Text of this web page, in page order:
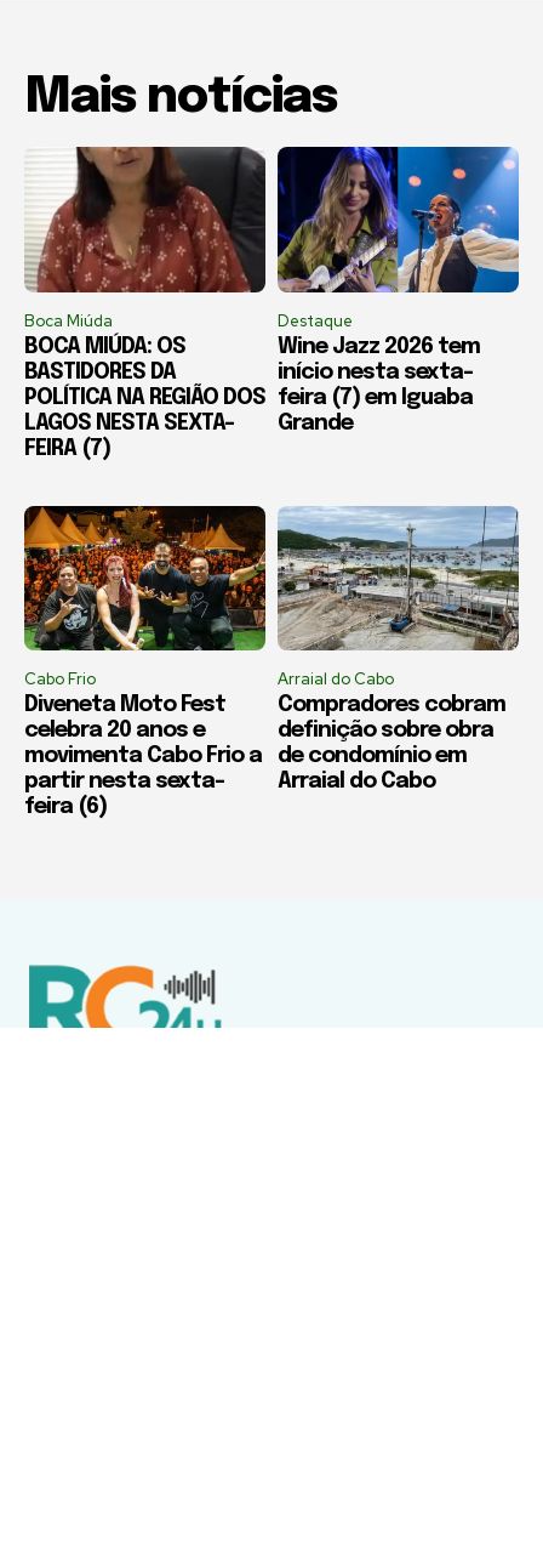
Mais notícias
Boca Miúda
BOCA MIÚDA: OS
BASTIDORES DA
POLÍTICA NA REGIÃO DOS
LAGOS NESTA SEXTA-
FEIRA (7)
Destaque
Wine Jazz 2026 tem
início nesta sexta-
feira (7) em Iguaba
Grande
Cabo Frio
Diveneta Moto Fest
celebra 20 anos e
movimenta Cabo Frio a
partir nesta sexta-
feira (6)
Arraial do Cabo
Compradores cobram
definição sobre obra
de condomínio em
Arraial do Cabo